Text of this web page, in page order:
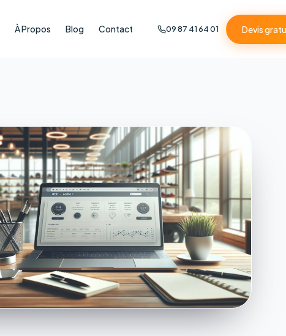
À Propos Blog Contact 09 87 41 64 01 Devis